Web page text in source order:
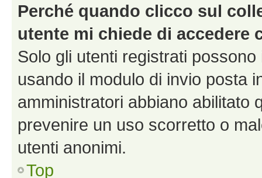
Perché quando clicco sul
utente mi chiede di accedere
Solo gli utenti registrati
usando il modulo di invio posta
amministratori abbiano abilitato
prevenire un uso scorretto o
utenti anonimi.
Top